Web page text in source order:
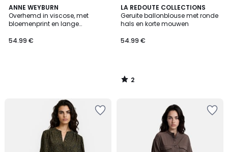
ANNE WEYBURN
Overhemd in viscose, met
bloemenprint en lange
54.99 €
LA REDOUTE COLLECTIONS
Geruite ballonblouse met ronde
hals en korte mouwen
54.99 €
2
/
5
2
/